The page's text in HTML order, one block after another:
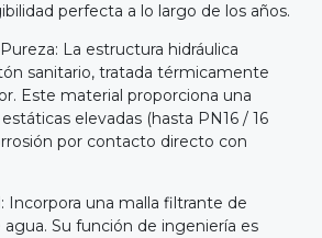
perfecta a lo largo de los años.
La estructura hidráulica
sanitario, tratada térmicamente
Este material proporciona una
elevadas (hasta PN16 / 16
por contacto directo con
Incorpora una malla filtrante de
Su función de ingeniería es